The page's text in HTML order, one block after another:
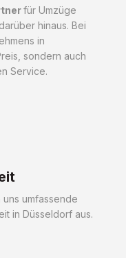
für Umzüge
hinaus. Bei
in
sondern auch
Service.
umfassende
in Düsseldorf aus.